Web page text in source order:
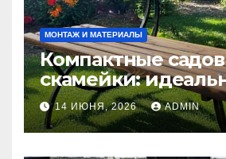
МОНТАЖ И МАТЕРИАЛЫ
Компактные
скамейки:
решения
маленьких
14 ИЮНЯ, 2026 ADMIN